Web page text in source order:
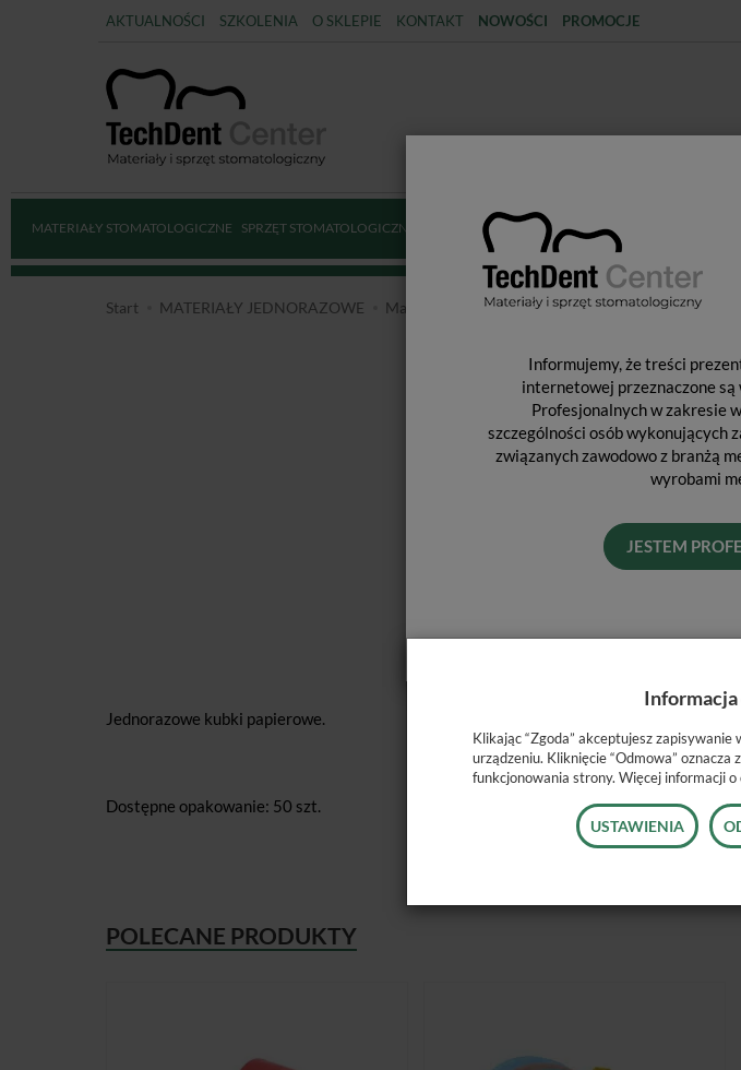
Informujemy, że treści
internetowej przeznaczone
Profesjonalnych w zakresie
szczególności osób wykonujących
związanych zawodowo z branżą
wyrobami
JESTEM
AKTUALNOŚCI SZKOLENIA O SKLEPIE KONTAKT NOWOŚCI PROMOCJE
MATERIAŁY STOMATOLOGICZNE SPRZĘT STOMATOLOGICZNY DEZYNFEKCJA STERYLIZACJA
Start MATERIAŁY JEDNORAZOWE Materiały pomocnicze Kubki papierowe / 50szt.
Jednorazowe kubki papierowe.
Dostępne opakowanie: 50 szt.
POLECANE PRODUKTY
Klikając “Zgoda” akceptujesz
urządzeniu. Kliknięcie “Odmowa”
funkcjonowania strony. Więcej informacji o
USTAWIENIA